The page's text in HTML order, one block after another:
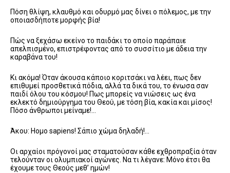
Πόση θλίψη, κλαυθμό και οδυρμό μας δίνει ο πόλεμος, με την
οποιασδήποτε μορφής βία!
Πώς να ξεχάσω εκείνο το παιδάκι το οποίο παράπαιε
απελπισμένο, επιστρέφοντας από το συσσίτιο με άδεια την
καραβάνα του!
Κι ακόμα! Όταν άκουσα κάποιο κοριτσάκι να λέει, πως δεν
επιθυμεί προσθετικά πόδια, αλλά τα δικά του, το ένωσα σαν
παιδί όλου του κόσμου! Πως μπορείς να νιώσεις ως ένα
εκλεκτό δημιούργημα του Θεού, με τόση βία, κακία και μίσος!
Πόσο άνθρωποι μείναμε!…
Άκου: Ηομο sapiens! Σάπιο χώμα δηλαδή!…
Οι αρχαίοι πρόγονοί μας σταματούσαν κάθε εχθροπραξία όταν
τελούνταν οι ολυμπιακοί αγώνες. Να τι λέγανε: Μόνο έτσι θα
έχουμε τους Θεούς μεθ’ ημών!